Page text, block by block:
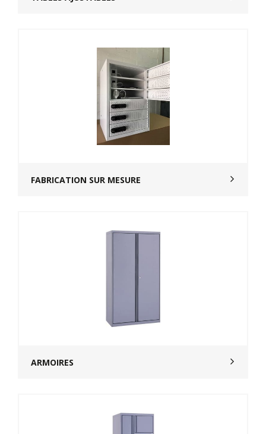
FABRICATION SUR MESURE
ARMOIRES